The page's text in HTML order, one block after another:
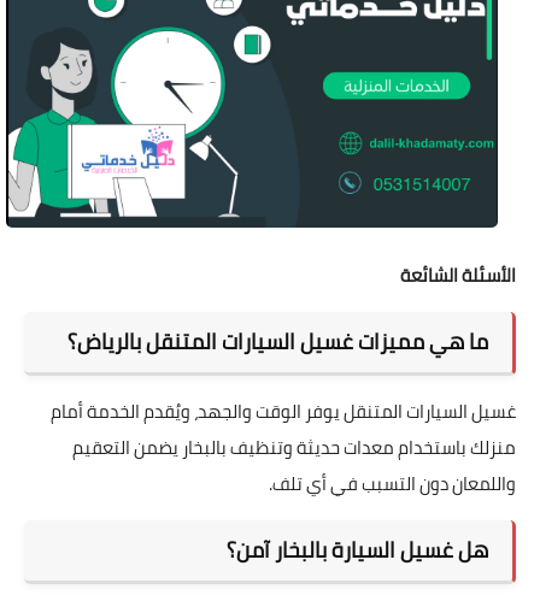
الأسئلة الشائعة
ما هي مميزات غسيل السيارات المتنقل بالرياض؟
غسيل السيارات المتنقل يوفر الوقت والجهد، ويُقدم الخدمة أمام
منزلك باستخدام معدات حديثة وتنظيف بالبخار يضمن التعقيم
واللمعان دون التسبب في أي تلف.
هل غسيل السيارة بالبخار آمن؟